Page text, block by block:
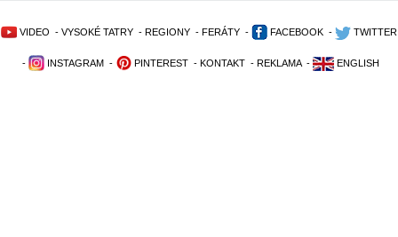
VIDEO - VYSOKÉ TATRY - REGIONY - FERÁTY - FACEBOOK - TWITTER
- INSTAGRAM - PINTEREST - KONTAKT - REKLAMA - ENGLISH